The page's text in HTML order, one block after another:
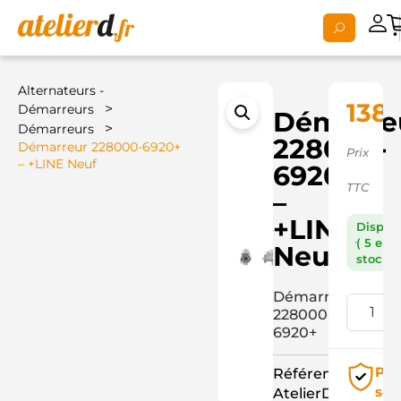
Alternateurs -
Démarreurs
>
Démarreurs >
Démarreur 228000-6920+
– +LINE Neuf
228000-
6920+
–
+LINE
Neuf
Démarreur
228000-
6920+
Référence
AtelierD
Prix
TTC
( 5 en
stock )